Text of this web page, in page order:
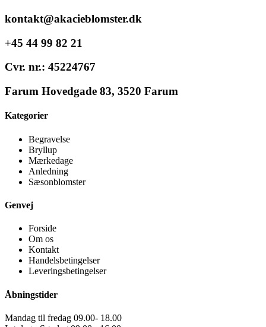
kontakt@akacieblomster.dk
+45 44 99 82 21
Cvr. nr.: 45224767
Farum Hovedgade 83, 3520 Farum
Kategorier
Begravelse
Bryllup
Mærkedage
Anledning
Sæsonblomster
Genvej
Forside
Om os
Kontakt
Handelsbetingelser
Leveringsbetingelser
Åbningstider
Mandag til fredag 09.00- 18.00